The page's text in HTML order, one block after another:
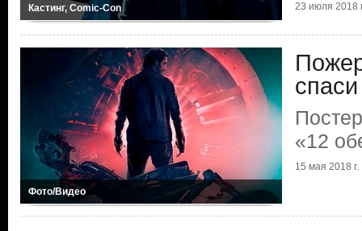
Кастинг, Comic-Con 23 июля 2018
Фото/Видео
«12
15 мая 2018 г.